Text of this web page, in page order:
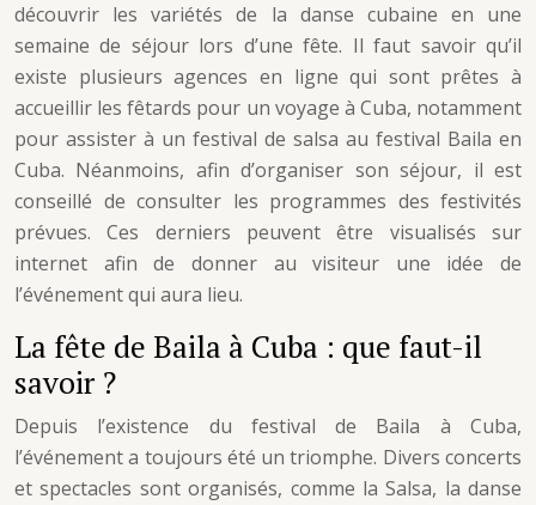
découvrir les variétés de la danse cubaine en une
semaine de séjour lors d’une fête. Il faut savoir qu’il
existe plusieurs agences en ligne qui sont prêtes à
accueillir les fêtards pour un voyage à Cuba, notamment
pour assister à un festival de salsa au festival Baila en
Cuba. Néanmoins, afin d’organiser son séjour, il est
conseillé de consulter les programmes des festivités
prévues. Ces derniers peuvent être visualisés sur
internet afin de donner au visiteur une idée de
l’événement qui aura lieu.
La fête de Baila à Cuba : que faut-il
savoir ?
Depuis l’existence du festival de Baila à Cuba,
l’événement a toujours été un triomphe. Divers concerts
et spectacles sont organisés, comme la Salsa, la danse